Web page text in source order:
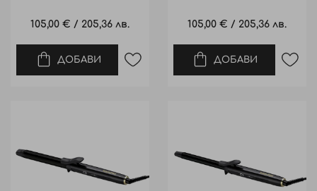
105,00 € / 205,36 лв.
ДОБАВИ
105,00 € / 205,36 лв.
ДОБАВИ